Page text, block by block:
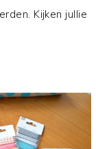
Kijken jullie